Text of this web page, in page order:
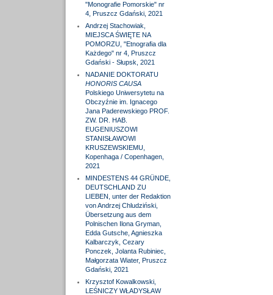
"Monografie Pomorskie" nr
4, Pruszcz Gdański, 2021
Andrzej Stachowiak,
MIEJSCA ŚWIĘTE NA
POMORZU, "Etnografia dla
Każdego" nr 4, Pruszcz
Gdański - Słupsk, 2021
NADANIE DOKTORATU
HONORIS CAUSA
Polskiego Uniwersytetu na
Obczyźnie im. Ignacego
Jana Paderewskiego PROF.
ZW. DR. HAB.
EUGENIUSZOWI
STANISŁAWOWI
KRUSZEWSKIEMU,
Kopenhaga / Copenhagen,
2021
MINDESTENS 44 GRÜNDE,
DEUTSCHLAND ZU
LIEBEN, unter der Redaktion
von Andrzej Chludziński,
Übersetzung aus dem
Polnischen Ilona Gryman,
Edda Gutsche, Agnieszka
Kalbarczyk, Cezary
Ponczek, Jolanta Rubiniec,
Małgorzata Wiater, Pruszcz
Gdański, 2021
Krzysztof Kowalkowski,
LEŚNICZY WŁADYSŁAW